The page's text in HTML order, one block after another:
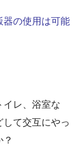
器の使用は可能
イレ、浴室な
て交互にやっ